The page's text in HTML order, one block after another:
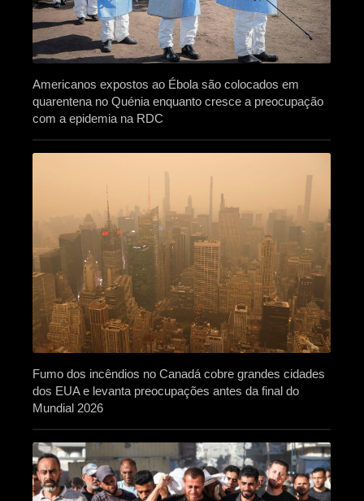
Americanos expostos ao Ébola são colocados em
quarentena no Quénia enquanto cresce a preocupação
com a epidemia na RDC
Fumo dos incêndios no Canadá cobre grandes cidades
dos EUA e levanta preocupações antes da final do
Mundial 2026